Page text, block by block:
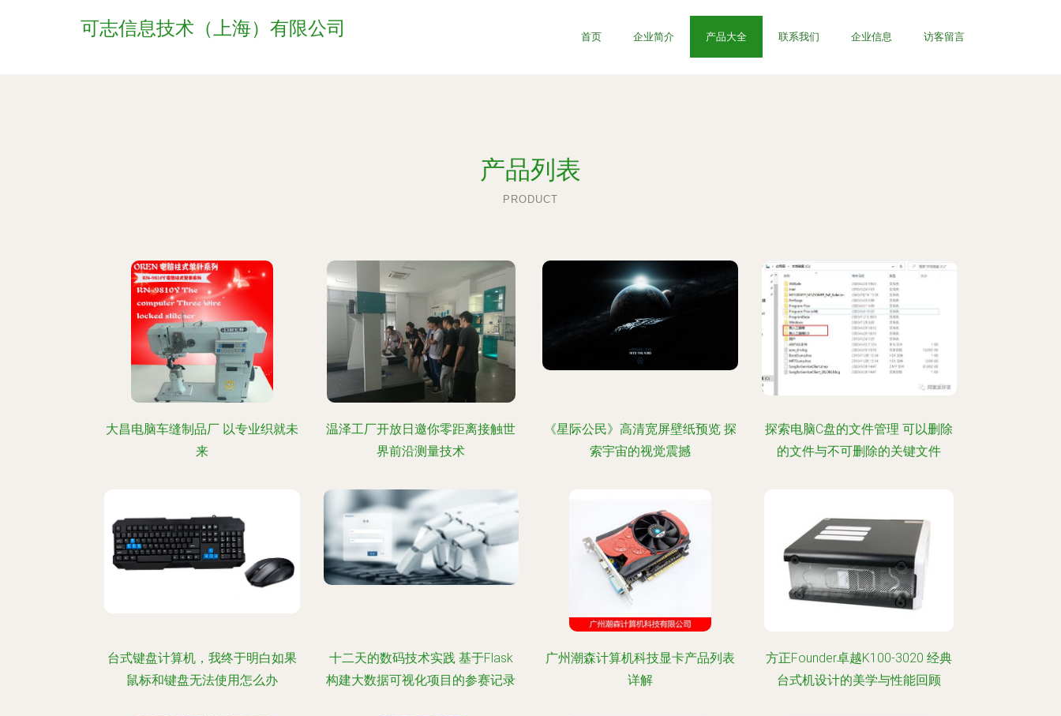
可志信息技术（上海）有限公司 首页 企业简介 产品大全 联系我们 企业信息 访客留言
产品列表
PRODUCT
大昌电脑车缝制品厂 以专业织就未
来
温泽工厂开放日邀你零距离接触世
界前沿测量技术
《星际公民》高清宽屏壁纸预览 探
索宇宙的视觉震撼
探索电脑C盘的文件管理 可以删除
的文件与不可删除的关键文件
台式键盘计算机，我终于明白如果
鼠标和键盘无法使用怎么办
十二天的数码技术实践 基于Flask
构建大数据可视化项目的参赛记录
广州潮森计算机科技显卡产品列表
详解
方正Founder卓越K100-3020 经典
台式机设计的美学与性能回顾